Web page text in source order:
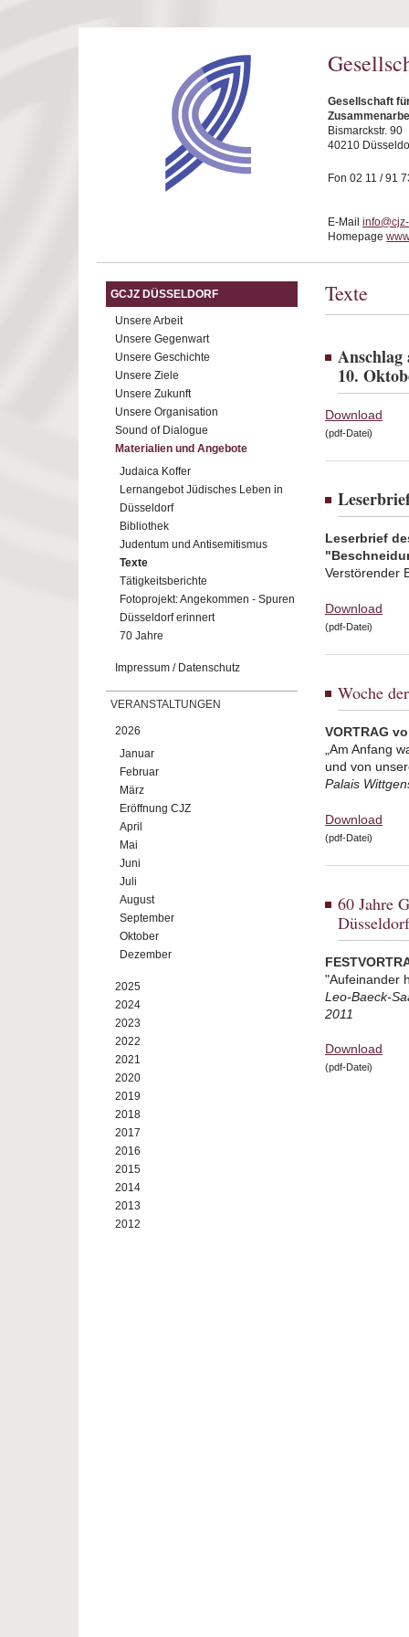
Gesellschaft
Bismarckstr. 90
40210
Fon 02 11 / 91
E-Mail
Homepage
GCJZ DÜSSELDORF
Unsere Arbeit
Unsere Gegenwart
Unsere Geschichte
Unsere Ziele
Unsere Zukunft
Unsere Organisation
Sound of Dialogue
Materialien und Angebote
Judaica Koffer
Lernangebot Jüdisches Leben in
Düsseldorf
Bibliothek
Judentum und Antisemitismus
Texte
Tätigkeitsberichte
Fotoprojekt: Angekommen - Spuren
Düsseldorf erinnert
70 Jahre
Impressum / Datenschutz
VERANSTALTUNGEN
2026
Januar
Februar
März
Eröffnung CJZ
April
Mai
Juni
Juli
August
September
Oktober
Dezember
2025
2024
2023
2022
2021
2020
2019
2018
2017
2016
2015
2014
2013
2012
Texte
10.
Download
(pdf-Datei)
Leserbrief
Verstörender
Download
(pdf-Datei)
Woche
VORTRAG
„Am Anfang
und von
Palais
Download
(pdf-Datei)
60 Jahre
Düsseldorf
"Aufeinander
Leo-Baeck-
2011
Download
(pdf-Datei)